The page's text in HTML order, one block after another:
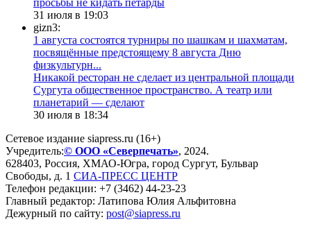
31 июля в 19:03
gizn3:
1 августа состоятся турниры по шашкам и шахматам,
посвящённые предстоящему 8 августа Дню
физкультурн...
​Никакой ресторан не сделает из центральной площади
Сургута общественное пространство. А театр или
планетарий — сделают
30 июля в 18:34
Сетевое издание siapress.ru (16+)
Учредитель:© ООО «Северпечать», 2024.
628403, Россия, ХМАО-Югра, город Сургут, Бульвар
Свободы, д. 1 СИА-ПРЕСС ЦЕНТР
Телефон редакции: +7 (3462) 44-23-23
Главный редактор: Латипова Юлия Альфитовна
Дежурный по сайту: post@siapress.ru